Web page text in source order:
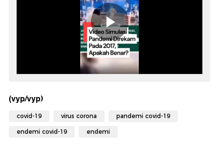
(vyp/vyp)
covid-19 virus corona pandemi covid-19
endemi covid-19 endemi